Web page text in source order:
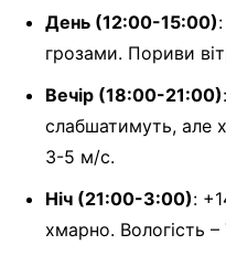
День (12:00-15:00)
грозами. Пориви
Вечір (18:00-21:00)
слабшатимуть, але
3-5 м/с.
Ніч (21:00-3:00):
хмарно. Вологість –